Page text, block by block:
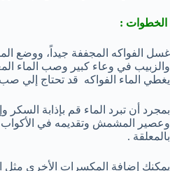
الخطوات :
غسل الفواكه المجففة جيداً، ووضع
والزبيب في وعاء كبير وصب الماء
يغطي الماء الفواكه قد تحتاج إلي صب
بمجرد أن تبرد الماء قم بإذابة السكر
وعصير المشمش وتقديمه في الأكواب
بالمعلقة .
يمكنك إضافة المكسرات الأخري مثل